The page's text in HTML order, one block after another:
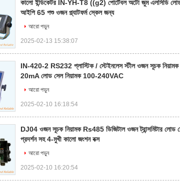
কালো ইন্ডিকেটর IN-YH-T8 ((g2) পোর্টেবল অটো জুম এলসিডি লোড
আইপি 65 পশু ওজন প্ল্যাটফর্ম স্কেল জন্য
আরো পড়ুন
2025-02-13 15:38:07
IN-420-2 RS232 প্লাস্টিক / স্টেইনলেস স্টীল ওজন সূচক
20mA লোড সেল নিয়ামক 100-240VAC
আরো পড়ুন
2025-02-10 16:18:54
DJ04 ওজন সূচক নিয়ামক Rs485 ডিজিটাল ওজন ট্রান্সমিটার লোড
প্রদর্শন সহ 4-মুখী কালো জংশন বক্স
আরো পড়ুন
2025-02-10 16:20:54